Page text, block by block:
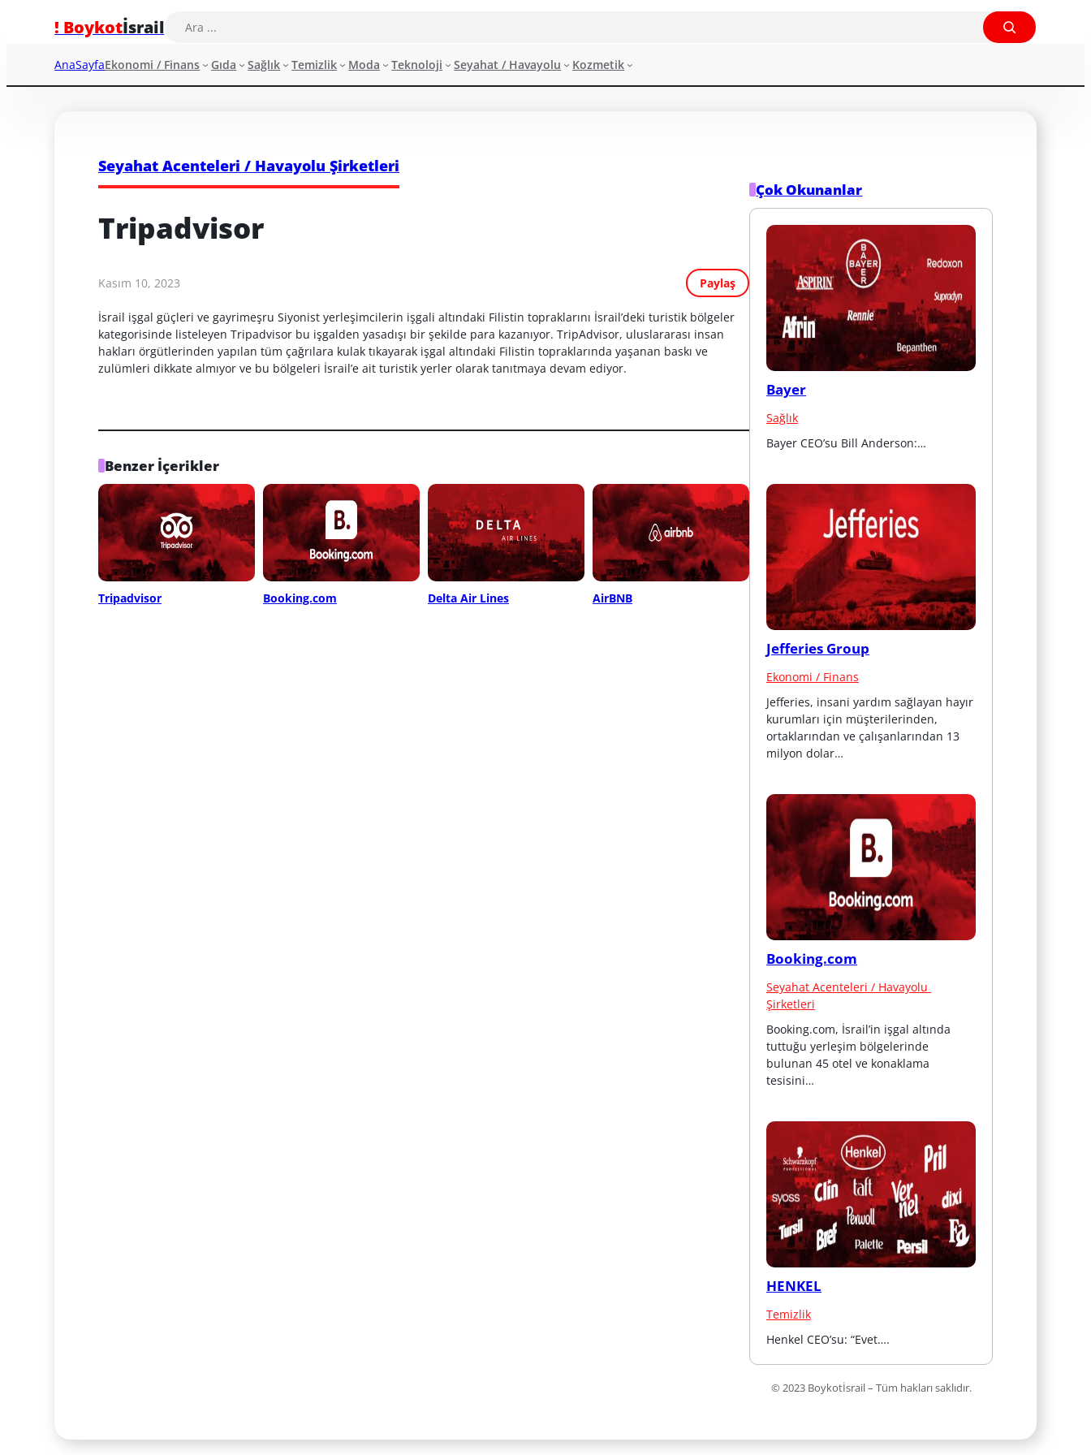
! Boykotİsrail
AnaSayfaEkonomi / Finans Gıda Sağlık Temizlik Moda Teknoloji Seyahat / Havayolu Kozmetik
Seyahat Acenteleri / Havayolu Şirketleri
Tripadvisor
Kasım 10, 2023 Paylaş
İsrail işgal güçleri ve gayrimeşru Siyonist yerleşimcilerin işgali altındaki Filistin topraklarını İsrail’deki turistik bölgeler
kategorisinde listeleyen Tripadvisor bu işgalden yasadışı bir şekilde para kazanıyor. TripAdvisor, uluslararası insan
hakları örgütlerinden yapılan tüm çağrılara kulak tıkayarak işgal altındaki Filistin topraklarında yaşanan baskı ve
zulümleri dikkate almıyor ve bu bölgeleri İsrail’e ait turistik yerler olarak tanıtmaya devam ediyor.
Benzer İçerikler
Tripadvisor Booking.com Delta Air Lines AirBNB
Çok Okunanlar
Bayer
Sağlık
Bayer CEO’su Bill Anderson:…
Jefferies Group
Ekonomi / Finans
Jefferies, insani yardım sağlayan hayır
kurumları için müşterilerinden,
ortaklarından ve çalışanlarından 13
milyon dolar…
Booking.com
Seyahat Acenteleri / Havayolu
Şirketleri
Booking.com, İsrail’in işgal altında
tuttuğu yerleşim bölgelerinde
bulunan 45 otel ve konaklama
tesisini…
HENKEL
Temizlik
Henkel CEO’su: “Evet….
© 2023 Boykotİsrail – Tüm hakları saklıdır.